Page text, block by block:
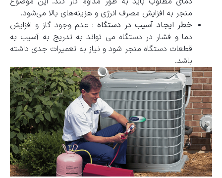
منجر به افزایش مصرف انرژی و هزینه‌های بالا می‌شود.
خطر ایجاد آسیب در دستگاه : عدم وجود گاز و افزایش
دما و فشار در دستگاه می‌ تواند به تدریج به آسیب به
قطعات دستگاه منجر شود و نیاز به تعمیرات جدی داشته
باشد.